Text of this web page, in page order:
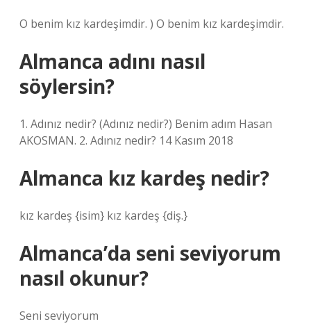
O benim kız kardeşimdir. ) O benim kız kardeşimdir.
Almanca adını nasıl
söylersin?
1. Adınız nedir? (Adınız nedir?) Benim adım Hasan
AKOSMAN. 2. Adınız nedir? 14 Kasım 2018
Almanca kız kardeş nedir?
kız kardeş {isim} kız kardeş {diş.}
Almanca’da seni seviyorum
nasıl okunur?
Seni seviyorum